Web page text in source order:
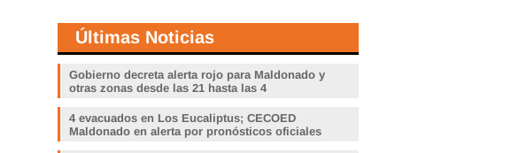
Últimas Noticias
Gobierno decreta alerta rojo para Maldonado y
otras zonas desde las 21 hasta las 4
4 evacuados en Los Eucaliptus; CECOED
Maldonado en alerta por pronósticos oficiales